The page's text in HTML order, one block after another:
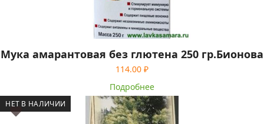
Мука амарантовая без глютена 250 гр.Бионова
114.00 ₽
Подробнее
НЕТ В НАЛИЧИИ